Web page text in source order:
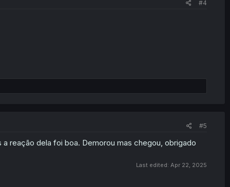
#4
#5
reação dela foi boa. Demorou mas chegou, obrigado
Last edited: Apr 22, 2025